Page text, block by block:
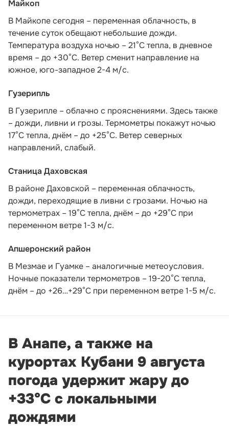
Майкоп
В Майкопе сегодня – переменная облачность, в
течение суток обещают небольшие дожди.
Температура воздуха ночью – 21°С тепла, в дневное
время – до +30°С. Ветер сменит направление на
южное, юго-западное 2-4 м/с.
Гузерипль
В Гузерипле – облачно с прояснениями. Здесь также
– дожди, ливни и грозы. Термометры покажут ночью
17°С тепла, днём – до +25°С. Ветер северных
направлений, слабый.
Станица Даховская
В районе Даховской – переменная облачность,
дожди, переходящие в ливни с грозами. Ночью на
термометрах – 19°C тепла, днём – до +29°C при
переменном ветре 1-3 м/с.
Апшеронский район
В Мезмае и Гуамке – аналогичные метеоусловия.
Ночные показатели термометров – 19-20°С тепла,
днём – до +26…+29°С при переменном ветре 1-5 м/с.
В Анапе, а также на
курортах Кубани 9 августа
погода удержит жару до
+33°С с локальными
дождями